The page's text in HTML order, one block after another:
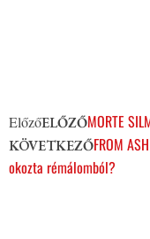
ElőzőELŐZŐMORTE
KÖVETKEZŐFROM
okozta rémálomból?